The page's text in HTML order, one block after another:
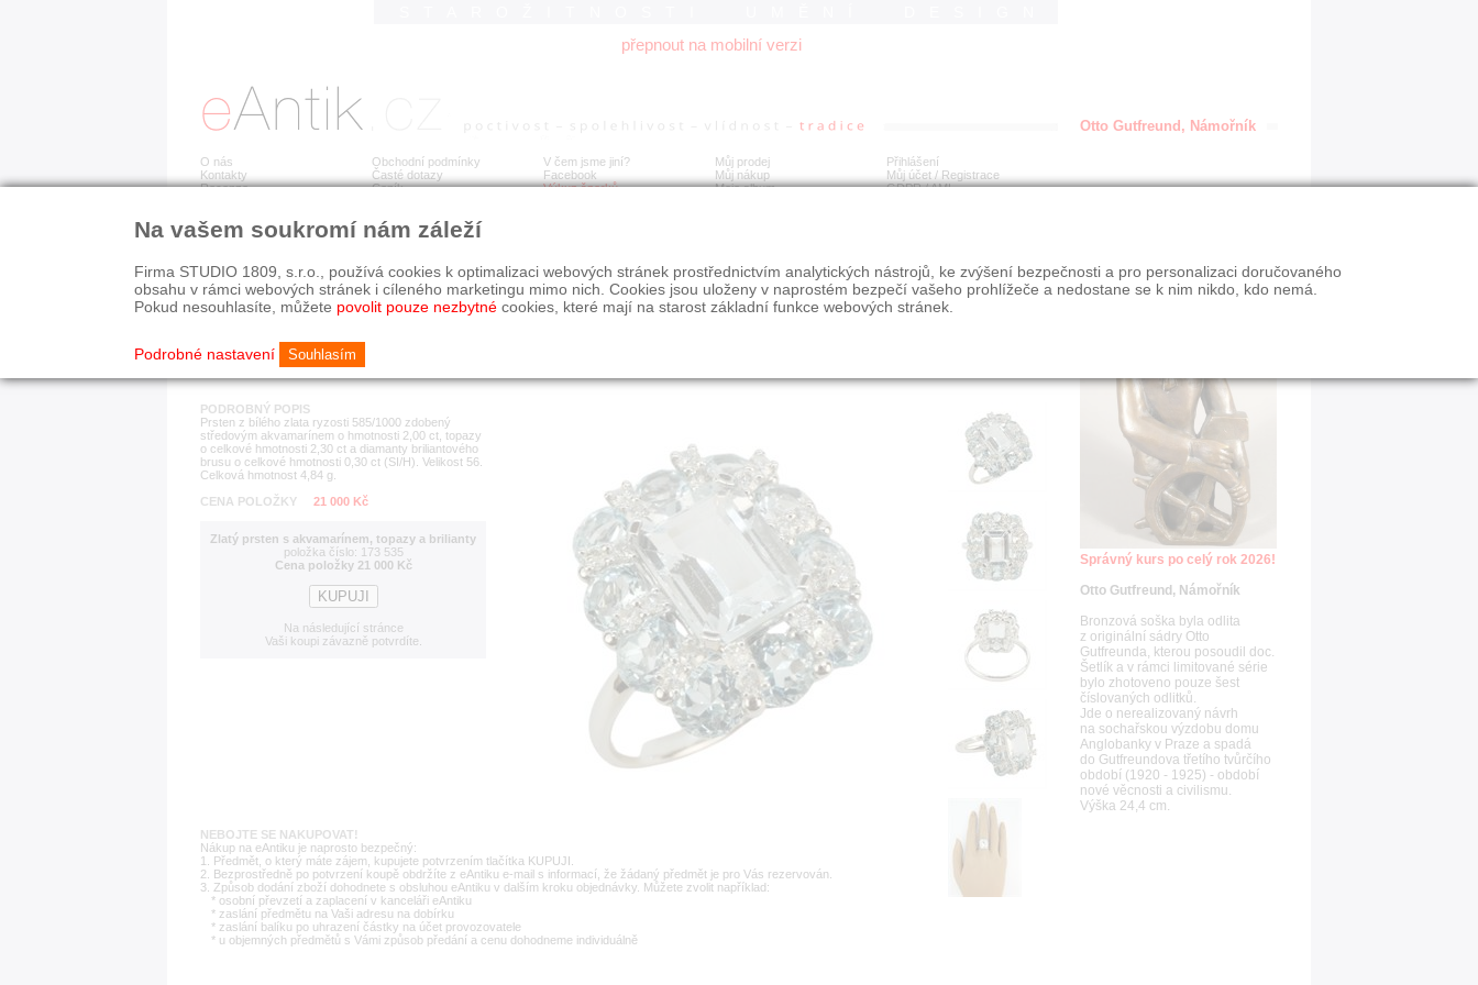
přepnout na mobilní verzi
O nás
Kontakty
Recenze
Obchodní podmínky
Časté dotazy
Ceník
V čem jsme jiní?
Facebook
Výkup šperků
Můj prodej
Můj nákup
Moje album
Přihlášení
Můj účet / Registrace
GDPR/AML
Detail položky č. 173 535 Zlatý prsten s akvamarínem, topazy a brilianty
PODROBNÝ POPIS
Prsten z bílého zlata ryzosti 585/1000 zdobený
středovým akvamarínem o hmotnosti 2,00 ct, topazy
o celkové hmotnosti 2,30 ct a diamanty briliantového
brusu o celkové hmotnosti 0,30 ct (SI/H). Velikost 56.
Celková hmotnost 4,84 g.
CENA POLOŽKY
21 000 Kč
Zlatý prsten s akvamarínem, topazy a brilianty
položka číslo: 173 535
Cena položky 21 000 Kč
Na následující stránce
Vaši koupi závazně potvrdíte.
NEBOJTE SE NAKUPOVAT!
Nákup na eAntiku je naprosto bezpečný:
1. Předmět, o který máte zájem, kupujete potvrzením tlačítka KUPUJI.
2. Bezprostředně po potvrzení koupě obdržíte z eAntiku e-mail s informací, že žádaný předmět je pro Vás rezervován.
3. Způsob dodání zboží dohodnete s obsluhou eAntiku v dalším kroku objednávky. Můžete zvolit například:
* osobní převzetí a zaplacení v kanceláři eAntiku
* zaslání předmětu na Vaši adresu na dobírku
* zaslání balíku po uhrazení částky na účet provozovatele
* u objemných předmětů s Vámi způsob předání a cenu dohodneme individuálně
Otto Gutfreund, Námořník
Správný kurs po celý rok 2026!
Otto Gutfreund, Námořník
Bronzová soška byla odlita
z originální sádry Otto
Gutfreunda, kterou posoudil doc.
Šetlík a v rámci limitované série
bylo zhotoveno pouze šest
číslovaných odlitků.
Jde o nerealizovaný návrh
na sochařskou výzdobu domu
Anglobanky v Praze a spadá
do Gutfreundova třetího tvůrčího
období (1920 - 1925) - období
nové věcnosti a civilismu.
Výška 24,4 cm.
Na vašem soukromí nám záleží
Firma STUDIO 1809, s.r.o., používá cookies k optimalizaci webových stránek prostřednictvím analytických nástrojů, ke zvýšení bezpečnosti a pro personalizaci doručovaného
obsahu v rámci webových stránek i cíleného marketingu mimo nich. Cookies jsou uloženy v naprostém bezpečí vašeho prohlížeče a nedostane se k nim nikdo, kdo nemá.
Pokud nesouhlasíte, můžete povolit pouze nezbytné cookies, které mají na starost základní funkce webových stránek.
Podrobné nastavení Souhlasím